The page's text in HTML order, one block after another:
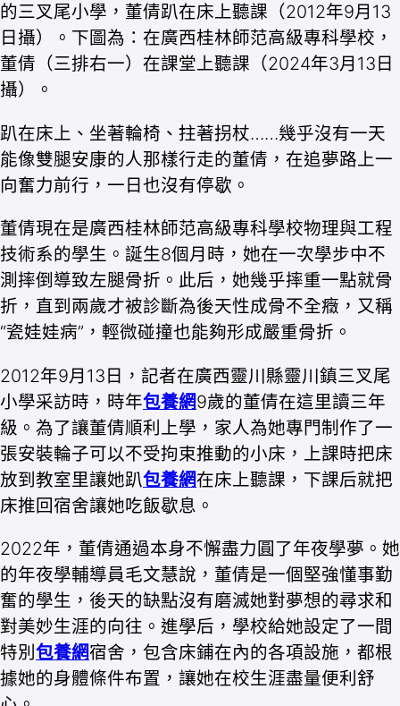
的三叉尾小學，董倩趴在床上聽課（2012年9月13
日攝）。下圖為：在廣西桂林師范高級專科學校，
董倩（三排右一）在課堂上聽課（2024年3月13日
攝）。
趴在床上、坐著輪椅、拄著拐杖……幾乎沒有一天
能像雙腿安康的人那樣行走的董倩，在追夢路上一
向奮力前行，一日也沒有停歇。
董倩現在是廣西桂林師范高級專科學校物理與工程
技術系的學生。誕生8個月時，她在一次學步中不
測摔倒導致左腿骨折。此后，她幾乎摔重一點就骨
折，直到兩歲才被診斷為後天性成骨不全癥，又稱
“瓷娃娃病”，輕微碰撞也能夠形成嚴重骨折。
2012年9月13日，記者在廣西靈川縣靈川鎮三叉尾
小學采訪時，時年包養網9歲的董倩在這里讀三年
級。為了讓董倩順利上學，家人為她專門制作了一
張安裝輪子可以不受拘束推動的小床，上課時把床
放到教室里讓她趴包養網在床上聽課，下課后就把
床推回宿舍讓她吃飯歇息。
2022年，董倩通過本身不懈盡力圓了年夜學夢。她
的年夜學輔導員毛文慧說，董倩是一個堅強懂事勤
奮的學生，後天的缺點沒有磨滅她對夢想的尋求和
對美妙生涯的向往。進學后，學校給她設定了一間
特別 包養網宿舍，包含床鋪在內的各項設施，都根
據她的身體條件布置，讓她在校生涯盡量便利舒